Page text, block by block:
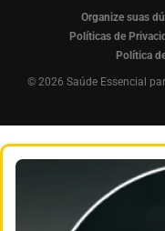
Organize suas
Políticas de
Política
© 2026 Saúde Essencial